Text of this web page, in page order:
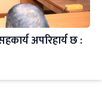
अपरिहार्य छ :